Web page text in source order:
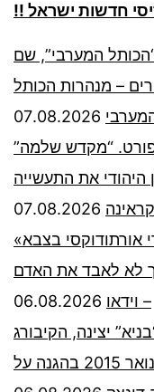
המערבי”, שם
– מנהרות הכותל
07.08.2026
“מקדש שלמה”
היהודי את התעשייה
07.08.2026
«זה אסון»: שיחה גלויה עם כומר יהודי אורתודוקסי בצבא
לא לאבד את האדם
– וידאו 06.08.2026
יצינה, הקיבורג
האוקראיני הצעיר ביותר, שנהרג בינואר 2015 בהגנה על